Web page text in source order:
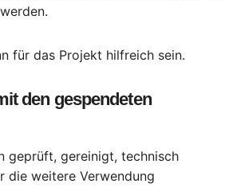
für das Projekt hilfreich sein.
den gespendeten
geprüft, gereinigt, technisch
die weitere Verwendung